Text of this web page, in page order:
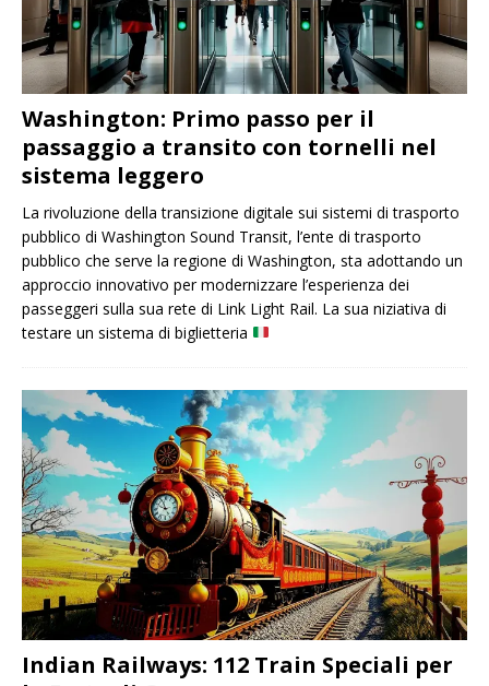
Washington: Primo passo per il
passaggio a transito con tornelli nel
sistema leggero
La rivoluzione della transizione digitale sui sistemi di trasporto
pubblico di Washington Sound Transit, l’ente di trasporto
pubblico che serve la regione di Washington, sta adottando un
approccio innovativo per modernizzare l’esperienza dei
passeggeri sulla sua rete di Link Light Rail. La sua niziativa di
testare un sistema di biglietteria
Indian Railways: 112 Train Speciali per